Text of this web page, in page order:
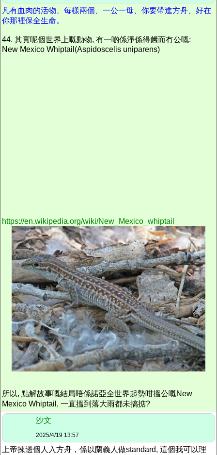
凡有血肉的活物、每樣兩個、一公一母、你要帶進方舟、好在
你那裡保全生命。
44. 其實呢個世界上嘅動物, 有一啲係淨係得乸而冇公嘅:
New Mexico Whiptail(Aspidoscelis uniparens)
https://en.wikipedia.org/wiki/New_Mexico_whiptail
所以, 點解故事嘅結局唔係諾亞全世界起勢咁搵公嘅New
Mexico Whiptail, 一直搵到落大雨都未搞掂?
沙文
2025/4/19 13:57
上帝揀邊個人入方舟，係以蘭義人做standard, 這個我可以理